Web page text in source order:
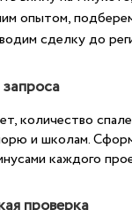
опытом,
сделку до
количество
и школам.
каждого
проверка